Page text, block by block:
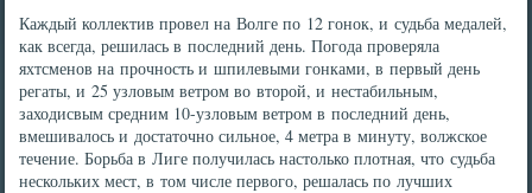
Каждый коллектив провел на Волге по 12 гонок, и судьба медалей,
как всегда, решилась в последний день. Погода проверяла
яхтсменов на прочность и шпилевыми гонками, в первый день
регаты, и 25 узловым ветром во второй, и нестабильным,
заходисвым средним 10-узловым ветром в последний день,
вмешивалось и достаточно сильное, 4 метра в минуту, волжское
течение. Борьба в Лиге получилась настолько плотная, что судьба
нескольких мест, в том числе первого, решалась по лучших